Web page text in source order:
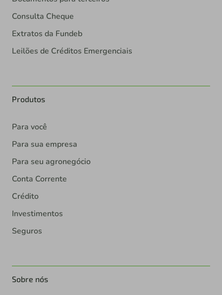
Consulta Cheque
Extratos da Fundeb
Leilões de Créditos Emergenciais
Produtos
Para você
Para sua empresa
Para seu agronegócio
Conta Corrente
Crédito
Investimentos
Seguros
Sobre nós